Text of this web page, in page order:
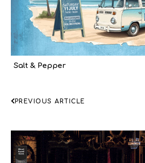
Salt & Pepper
ΠΛΟΗΓΗΣΗ
PREVIOUS ARTICLE